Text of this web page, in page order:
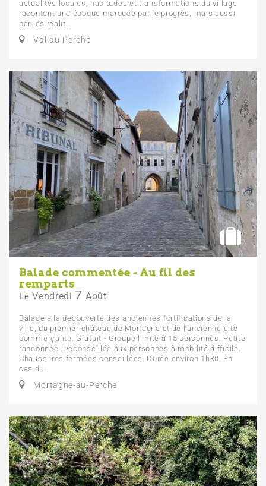
actualités locales, habitudes et transformations du village
racontent une époque marquée par le progrès, mais aussi
par les réalit...
Val-au-Perche
Balade commentée - Au fil des
remparts
Le Vendredi 7 Août
Balade à la découverte des anciennes fortifications de la
ville, du premier château de Mortagne et de l'ancienne cité
commerçante. Gratuit - Groupe limité à 15 personnes. Petite
randonnée. Déconseillée aux personnes à mobilité difficile.
Chaussures fermées conseillées. Durée environ 1h30. En
cas d...
Mortagne-au-Perche